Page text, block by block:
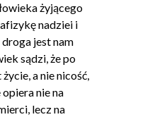
żyjącego
nadziei i
jest nam
sądzi, że po
a nie nicość,
nie na
lecz na